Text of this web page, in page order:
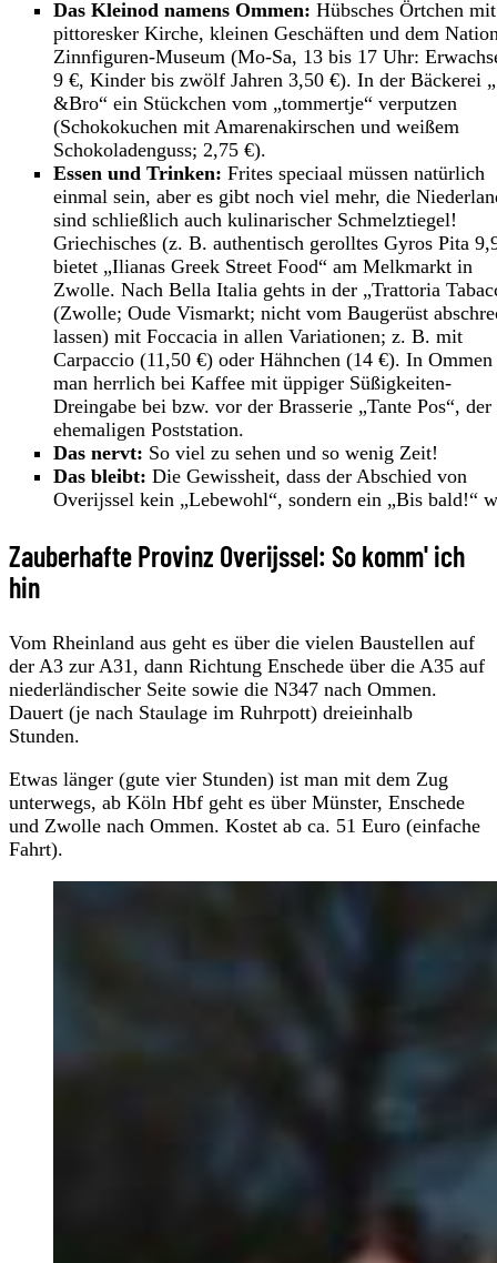
Das Kleinod namens Ommen: Hübsches Örtchen mit
pittoresker Kirche, kleinen Geschäften und dem
Zinnfiguren-Museum (Mo-Sa, 13 bis 17 Uhr:
9 €, Kinder bis zwölf Jahren 3,50 €). In der Bäckerei
&Bro“ ein Stückchen vom „tommertje“ verputzen
(Schokokuchen mit Amarenakirschen und weißem
Schokoladenguss; 2,75 €).
Essen und Trinken: Frites speciaal müssen natürlich
einmal sein, aber es gibt noch viel mehr, die
sind schließlich auch kulinarischer Schmelztiegel!
Griechisches (z. B. authentisch gerolltes Gyros Pita
bietet „Ilianas Greek Street Food“ am Melkmarkt in
Zwolle. Nach Bella Italia gehts in der „Trattoria
(Zwolle; Oude Vismarkt; nicht vom Baugerüst
lassen) mit Foccacia in allen Variationen; z. B. mit
Carpaccio (11,50 €) oder Hähnchen (14 €). In
man herrlich bei Kaffee mit üppiger Süßigkeiten-
Dreingabe bei bzw. vor der Brasserie „Tante Pos“, der
ehemaligen Poststation.
Das nervt: So viel zu sehen und so wenig Zeit!
Das bleibt: Die Gewissheit, dass der Abschied von
Overijssel kein „Lebewohl“, sondern ein „Bis bald!“
Zauberhafte Provinz Overijssel: So komm' ich
hin
Vom Rheinland aus geht es über die vielen Baustellen auf
der A3 zur A31, dann Richtung Enschede über die A35 auf
niederländischer Seite sowie die N347 nach Ommen.
Dauert (je nach Staulage im Ruhrpott) dreieinhalb
Stunden.
Etwas länger (gute vier Stunden) ist man mit dem Zug
unterwegs, ab Köln Hbf geht es über Münster, Enschede
und Zwolle nach Ommen. Kostet ab ca. 51 Euro (einfache
Fahrt).